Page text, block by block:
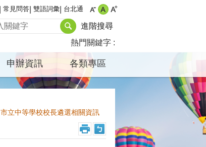
常見問答 雙語詞彙 台北通
進階搜尋
熱門關鍵字
申辦資訊 各類專區
市立中等學校校長遴選相關資訊